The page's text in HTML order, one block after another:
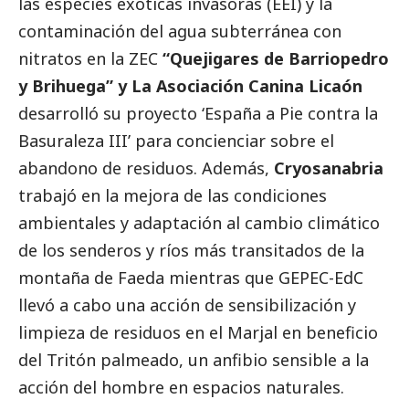
contaminación del agua subterránea con
nitratos en la ZEC “Quejigares de Barriopedro
y Brihuega” y La Asociación Canina Licaón
desarrolló su proyecto ‘España a Pie contra la
Basuraleza III’ para concienciar sobre el
abandono de residuos. Además, Cryosanabria
trabajó en la mejora de las condiciones
ambientales y adaptación al cambio climático
de los senderos y ríos más transitados de la
montaña de Faeda mientras que GEPEC-EdC
llevó a cabo una acción de sensibilización y
limpieza de residuos en el Marjal en beneficio
del Tritón palmeado, un anfibio sensible a la
acción del hombre en espacios naturales.